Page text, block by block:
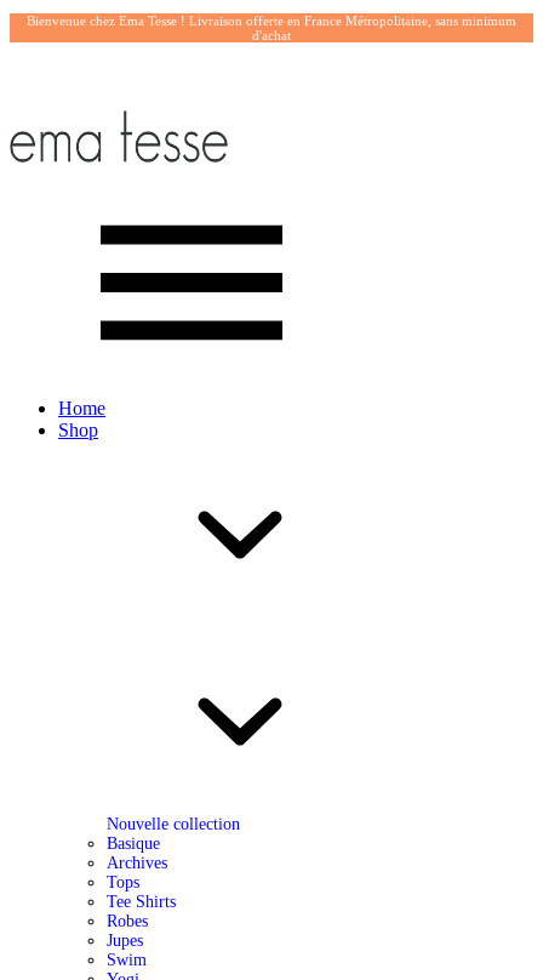
Bienvenue chez Ema Tesse ! Livraison offerte en France Métropolitaine, sans minimum
d'achat
Home
Shop
Nouvelle collection
Basique
Archives
Tops
Tee Shirts
Robes
Jupes
Swim